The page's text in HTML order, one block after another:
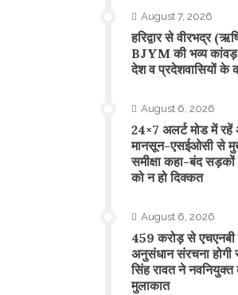
August 7, 2026
​हरिद्वार से वीरभद्र
BJYM की भव्य कांवड़
देश व प्रदेशवासियों के
August 6, 2026
24×7 अलर्ट मोड में
मानसून-एसईओसी से
समीक्षा कहा-बंद सड़कों
को न हो दिक्कत
August 6, 2026
459 करोड़ से एचएनबी
अनुसंधान संरचना होगी
सिंह रावत ने नवनियुक्त
मुलाकात